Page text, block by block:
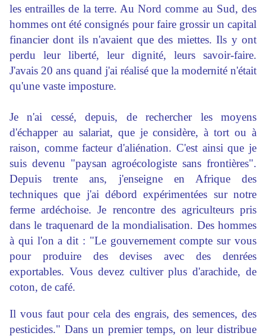
les entrailles de la terre. Au Nord comme au Sud, des
hommes ont été consignés pour faire grossir un capital
financier dont ils n'avaient que des miettes. Ils y ont
perdu leur liberté, leur dignité, leurs savoir-faire.
J'avais 20 ans quand j'ai réalisé que la modernité n'était
qu'une vaste imposture.
Je n'ai cessé, depuis, de rechercher les moyens
d'échapper au salariat, que je considère, à tort ou à
raison, comme facteur d'aliénation. C'est ainsi que je
suis devenu "paysan agroécologiste sans frontières".
Depuis trente ans, j'enseigne en Afrique des
techniques que j'ai débord expérimentées sur notre
ferme ardéchoise. Je rencontre des agriculteurs pris
dans le traquenard de la mondialisation. Des hommes
à qui l'on a dit : "Le gouvernement compte sur vous
pour produire des devises avec des denrées
exportables. Vous devez cultiver plus d'arachide, de
coton, de café.
Il vous faut pour cela des engrais, des semences, des
pesticides." Dans un premier temps, on leur distribue